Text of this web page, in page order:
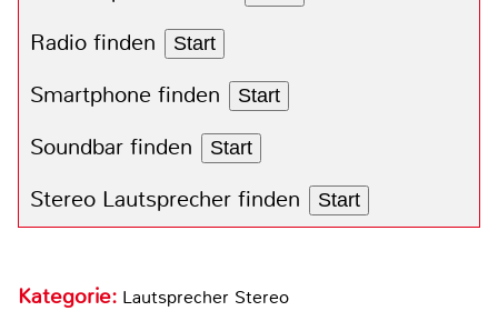
Radio finden Start
Smartphone finden Start
Soundbar finden Start
Stereo Lautsprecher finden Start
Kategorie: Lautsprecher Stereo